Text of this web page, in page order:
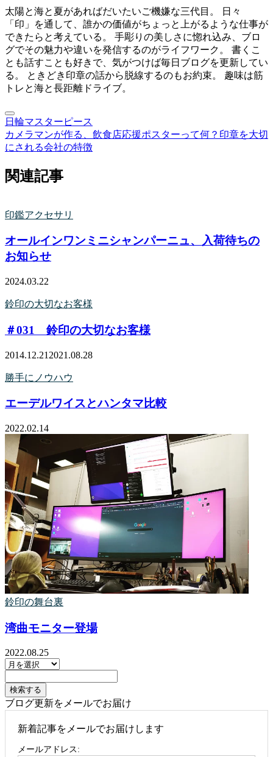
太陽と海と夏があればだいたいご機嫌な三代目。 日々
「印」を通して、誰かの価値がちょっと上がるような仕事が
できたらと考えている。 手彫りの美しさに惚れ込み、ブロ
グでその魅力や違いを発信するのがライフワーク。 書くこ
とも話すことも好きで、気がつけば毎日ブログを更新してい
る。 ときどき印章の話から脱線するのもお約束。 趣味は筋
トレと海と長距離ドライブ。
日輪マスターピース
カメラマンが作る、飲食店応援ポスターって何？ 印章を大切
にされる会社の特徴
関連記事
印鑑アクセサリ
オールインワンミニシャンパーニュ、入荷待ちの
お知らせ
2024.03.22
鈴印の大切なお客様
＃031 鈴印の大切なお客様
2014.12.21 2021.08.28
勝手にノウハウ
エーデルワイスとハンタマ比較
2022.02.14
鈴印の舞台裏
湾曲モニター登場
2022.08.25
ブログ更新をメールでお届け
新着記事をメールでお届けします
メールアドレス: